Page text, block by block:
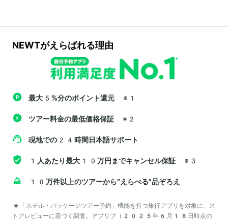
NEWTがえらばれる理由
最大5%分のポイント還元 ※1
ツアー料金の最低価格保証 ※2
現地での24時間日本語サポート
1人あたり最大10万円までキャンセル保証 ※3
10万件以上のツアーから“えらべる”品ぞろえ
*「ホテル・パッケージツアー予約」機能を持つ旅行アプリを対象に、ス
トアレビューに基づく調査。アプリブ（2025年6月18日時点の